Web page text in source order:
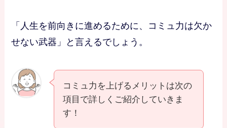
「人生を前向きに進めるために、コミュ力は欠か
せない武器」と言えるでしょう。
コミュ力を上げるメリットは次の
項目で詳しくご紹介していきま
す！